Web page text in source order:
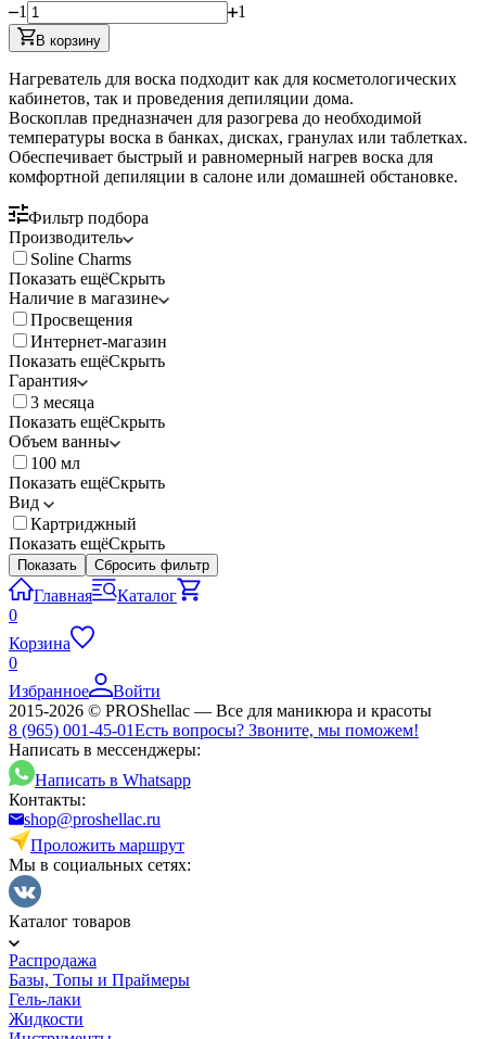
1
1
В корзину
Нагреватель для воска подходит как для косметологических
кабинетов, так и проведения депиляции дома.
Воскоплав предназначен для разогрева до необходимой
температуры воска в банках, дисках, гранулах или таблетках.
Обеспечивает быстрый и равномерный нагрев воска для
комфортной депиляции в салоне или домашней обстановке.
Фильтр подбора
Производитель
Soline Charms
Показать ещёСкрыть
Наличие в магазине
Просвещения
Интернет-магазин
Показать ещёСкрыть
Гарантия
3 месяца
Показать ещёСкрыть
Объем ванны
100 мл
Показать ещёСкрыть
Вид
Картриджный
Показать ещёСкрыть
Показать Сбросить фильтр
Главная
Каталог
0
Корзина
0
Избранное
Войти
2015-2026 © PROShellac — Все для маникюра и красоты
8 (965) 001-45-01Есть вопросы? Звоните, мы поможем!
Написать в мессенджеры:
Написать в Whatsapp
Контакты:
shop@proshellac.ru
Проложить маршрут
Мы в социальных сетях:
Каталог товаров
Распродажа
Базы, Топы и Праймеры
Гель-лаки
Жидкости